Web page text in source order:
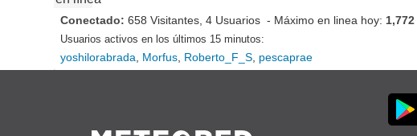
Conectado:658 Visitantes, 4 Usuarios - Máximo en linea hoy: 1,772
Usuarios activos en los últimos 15 minutos:
yoshilorabrada Morfus Roberto_F_S pescaprae